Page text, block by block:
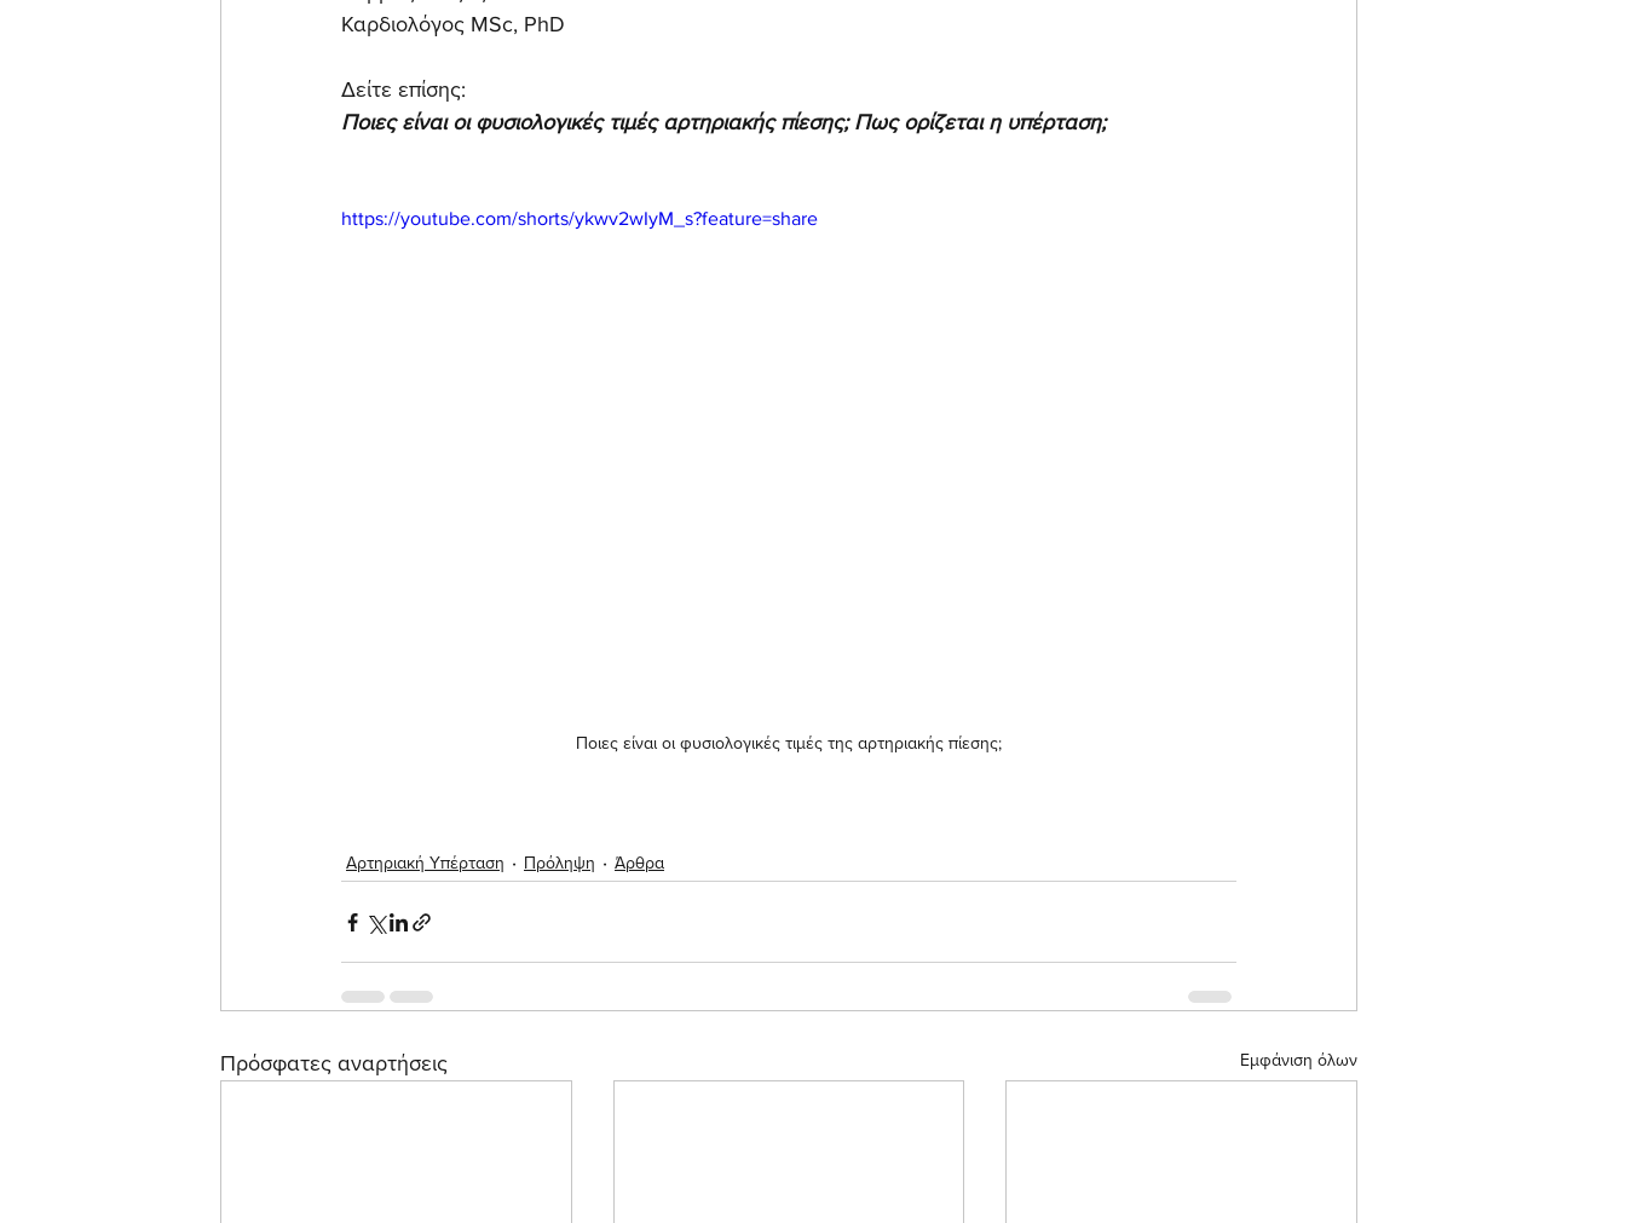
Καρδιολόγος MSc, PhD
Δείτε επίσης:
Ποιες είναι οι φυσιολογικές τιμές αρτηριακής πίεσης; Πως ορίζεται η υπέρταση;
https://youtube.com/shorts/ykwv2wIyM_s?feature=share
Ποιες είναι οι φυσιολογικές τιμές της αρτηριακής πίεσης;
Αρτηριακή Υπέρταση Πρόληψη Άρθρα
Πρόσφατες αναρτήσεις Εμφάνιση όλων